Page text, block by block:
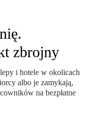
zbrojny
i hotele w okolicach
albo je zamykają,
na bezpłatne